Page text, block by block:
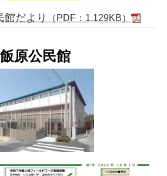
館だより （PDF：1,129KB）
飯原公民館